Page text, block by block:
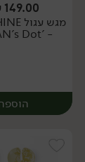
149.00
- 'TOLLMAN's Dot'